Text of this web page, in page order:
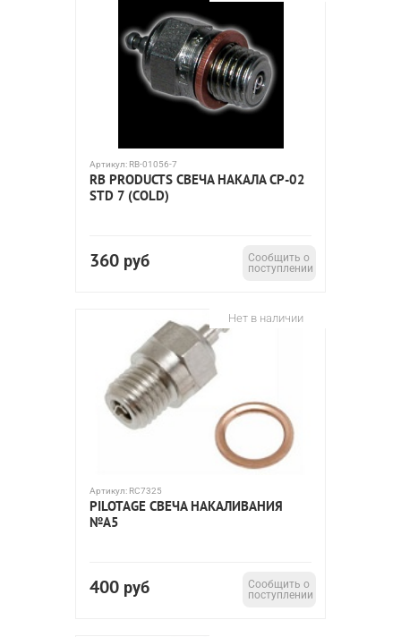
Артикул: RB-01056-7
RB PRODUCTS СВЕЧА НАКАЛА CP-02
STD 7 (COLD)
360 руб
Сообщить о
поступлении
Нет в наличии
Артикул: RC7325
PILOTAGE СВЕЧА НАКАЛИВАНИЯ
№A5
400 руб
Сообщить о
поступлении